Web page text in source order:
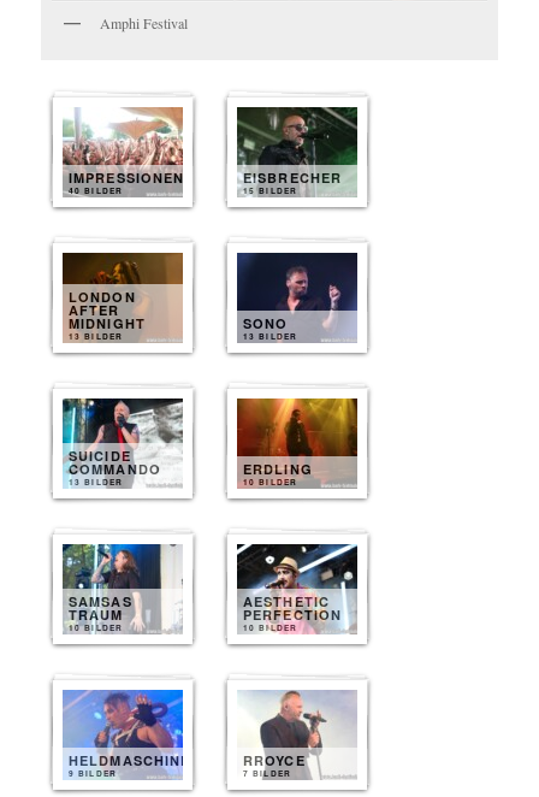
Amphi Festival
IMPRESSIONEN
40 BILDER
EISBRECHER
15 BILDER
LONDON
AFTER
MIDNIGHT
13 BILDER
SONO
13 BILDER
SUICIDE
COMMANDO
13 BILDER
ERDLING
10 BILDER
SAMSAS
TRAUM
10 BILDER
AESTHETIC
PERFECTION
10 BILDER
HELDMASCHINE
9 BILDER
RROYCE
7 BILDER